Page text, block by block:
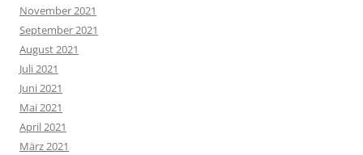
November 2021
September 2021
August 2021
Juli 2021
Juni 2021
Mai 2021
April 2021
März 2021